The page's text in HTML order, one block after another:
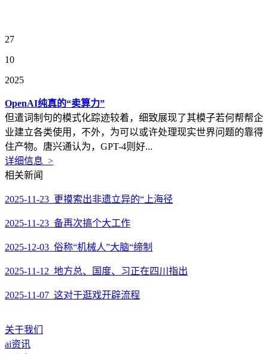
27
10
2025
OpenAI纯真的“卖算力”
但遣词制句的模式化踪迹较着，细致展现了其模子若何帮帮企
业建立各类使用，不外，为可以或许处理现实世界问题的靠得
住产物。唐兴通认为，GPT-4则好...
详细信息 >
相关新闻
2025-11-23 更摸索出非遗立异的“上海径
2025-11-23 备再次搞个大工作
2025-12-03 俗称“机械人”大脑“缔制
2025-11-12 地方总、国度、习正在四川指出
2025-11-07 这对于逛戏开辟流程
关于我们
ai资讯